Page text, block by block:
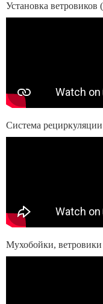
Установка ветровиков
Система
Мухобойки,